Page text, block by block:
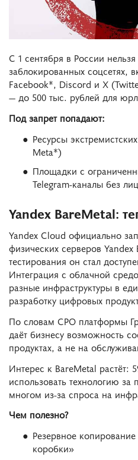
С 1 сентября в России
заблокированных соцсетях,
Facebook*, Discord и X
— до 500 тыс. рублей для
Под запрет попадают:
Ресурсы
Meta*)
Площадки с
Telegram-каналы без
Yandex BareMetal:
Yandex Cloud официально
физических серверов
тестирования он стал
Интеграция с облачной
разные инфраструктуры в
разработку цифровых
По словам CPO платформы
даёт бизнесу возможность
продуктах, а не на
Интерес к BareMetal растёт:
использовать технологию
многом из-за спроса на
Чем полезно?
Резервное
коробки»